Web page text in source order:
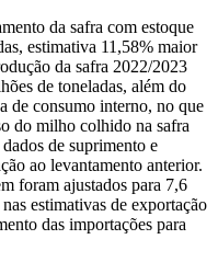
da safra com estoque
estimativa 11,58% maior
da safra 2022/2023
de toneladas, além do
de consumo interno, no que
do milho colhido na safra
de suprimento e
ao levantamento anterior.
foram ajustados para 7,6
estimativas de exportação
das importações para